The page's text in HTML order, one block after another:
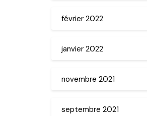
février 2022
janvier 2022
novembre 2021
septembre 2021